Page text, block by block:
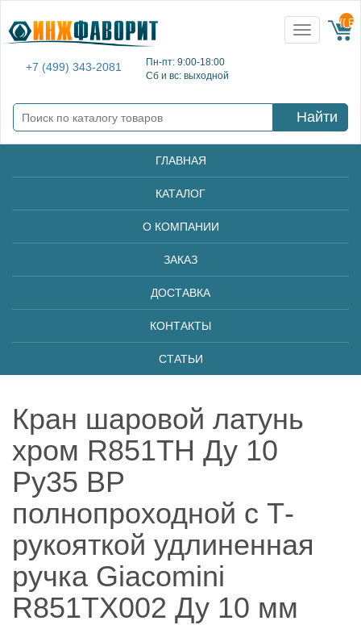
+7 (499) 343-2081
Пн-пт: 9:00-18:00
Сб и вс: выходной
Toggle
navigation
{{
Найти
ГЛАВНАЯ
КАТАЛОГ
О КОМПАНИИ
ЗАКАЗ
ДОСТАВКА
КОНТАКТЫ
СТАТЬИ
Кран шаровой латунь
хром R851TH Ду 10
Ру35 ВР
полнопроходной с Т-
рукояткой удлиненная
ручка Giacomini
R851TX002 Ду 10 мм